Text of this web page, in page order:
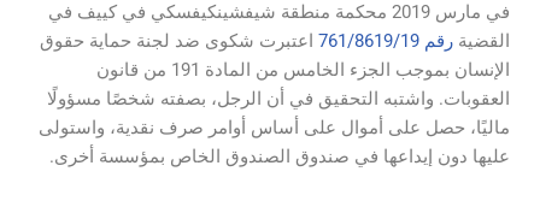
في مارس 2019 محكمة منطقة شيفشينكيفسكي في كييف في
القضية رقم 761/8619/19
اعتبرت شكوى ضد لجنة حماية حقوق
الإنسان بموجب الجزء الخامس من المادة 191 من قانون
العقوبات. واشتبه التحقيق في أن الرجل، بصفته شخصًا مسؤولًا
ماليًا، حصل على أموال على أساس أوامر صرف نقدية، واستولى
عليها دون إيداعها في صندوق الصندوق الخاص بمؤسسة أخرى.